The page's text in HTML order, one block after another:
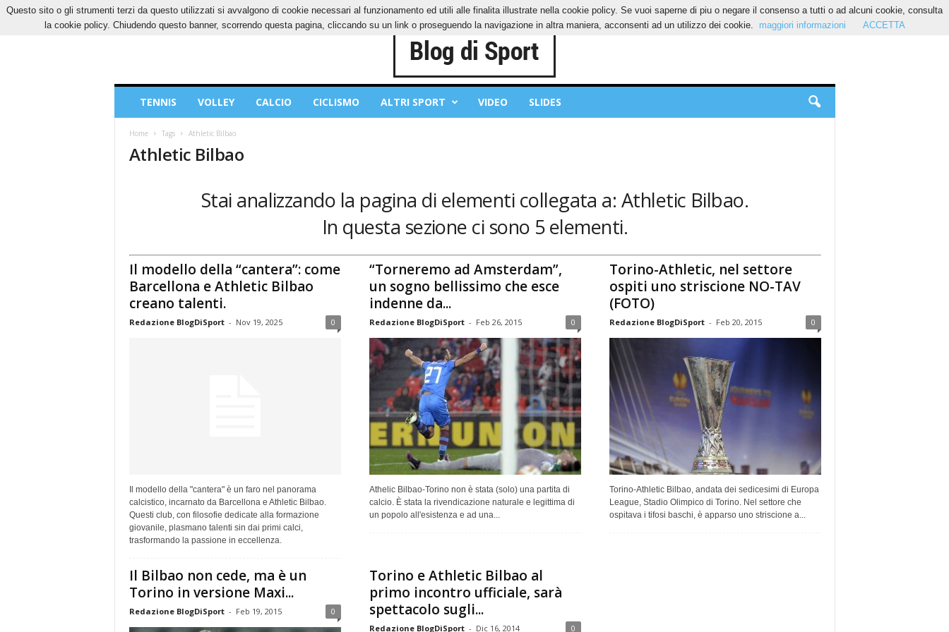
DOMENICA, 9 AGOSTO 2026 CONTATTI COOKIES PRIVACY POLICY
Sport
TENNIS VOLLEY CALCIO CICLISMO ALTRI SPORT VIDEO SLIDES
Home Tags Athletic Bilbao
Athletic Bilbao
Stai analizzando la pagina di elementi collegata a: Athletic Bilbao.
In questa sezione ci sono 5 elementi.
Il modello della “cantera”: come
Barcellona e Athletic Bilbao
creano talenti.
Redazione BlogDiSport - Nov 19, 2025 0
Il modello della "cantera" è un faro nel panorama
calcistico, incarnato da Barcellona e Athletic Bilbao.
Questi club, con filosofie dedicate alla formazione
giovanile, plasmano talenti sin dai primi calci,
trasformando la passione in eccellenza.
“Torneremo ad Amsterdam”,
un sogno bellissimo che esce
indenne da...
Redazione BlogDiSport - Feb 26, 2015 0
Athelic Bilbao-Torino non è stata (solo) una partita di
calcio. È stata la rivendicazione naturale e legittima di
un popolo all'esistenza e ad una...
Torino-Athletic, nel settore
ospiti uno striscione NO-TAV
(FOTO)
Redazione BlogDiSport - Feb 20, 2015 0
Torino-Athletic Bilbao, andata dei sedicesimi di Europa
League, Stadio Olimpico di Torino. Nel settore che
ospitava i tifosi baschi, è apparso uno striscione a...
Il Bilbao non cede, ma è un
Torino in versione Maxi...
Redazione BlogDiSport - Feb 19, 2015 0
Torino e Athletic Bilbao al
primo incontro ufficiale, sarà
spettacolo sugli...
Redazione BlogDiSport - Dic 16, 2014 0
Questo sito o gli strumenti terzi da questo utilizzati si avvalgono di cookie necessari al funzionamento ed utili alle finalita illustrate nella cookie policy. Se vuoi saperne di piu o negare il consenso a tutti o ad alcuni cookie, consulta
la cookie policy. Chiudendo questo banner, scorrendo questa pagina, cliccando su un link o proseguendo la navigazione in altra maniera, acconsenti ad un utilizzo dei cookie.
maggiori informazioni ACCETTA